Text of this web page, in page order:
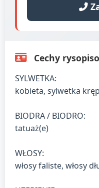
Cechy
SYLWETKA:
kobieta, sylwetka
BIODRA / BIODRO:
tatuaż(e)
WŁOSY:
włosy faliste, włosy